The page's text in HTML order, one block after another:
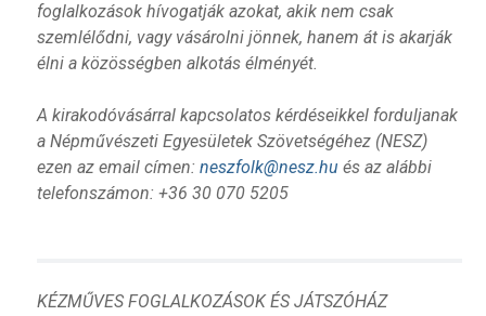
foglalkozások hívogatják azokat, akik nem csak
szemlélődni, vagy vásárolni jönnek, hanem át is akarják
élni a közösségben alkotás élményét.
A kirakodóvásárral kapcsolatos kérdéseikkel forduljanak
a Népművészeti Egyesületek Szövetségéhez (NESZ)
ezen az email címen: neszfolk@nesz.hu és az alábbi
telefonszámon: +36 30 070 5205
KÉZMŰVES FOGLALKOZÁSOK ÉS JÁTSZÓHÁZ